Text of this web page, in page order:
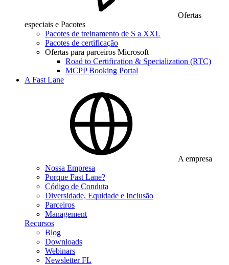
Ofertas
especiais e Pacotes
Pacotes de treinamento de S a XXL
Pacotes de certificação
Ofertas para parceiros Microsoft
Road to Certification & Specialization (RTC)
MCPP Booking Portal
A Fast Lane
A empresa
Nossa Empresa
Porque Fast Lane?
Código de Conduta
Diversidade, Equidade e Inclusão
Parceiros
Management
Recursos
Blog
Downloads
Webinars
Newsletter FL